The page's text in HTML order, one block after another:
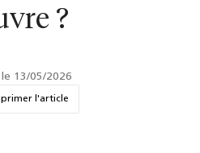
?
13/05/2026
l'article